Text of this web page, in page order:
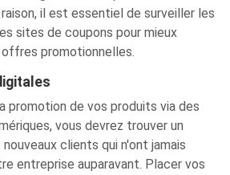
il est essentiel de surveiller les
sites de coupons pour mieux
promotionnelles.
promotion de vos produits via des
vous devrez trouver un
clients qui n'ont jamais
entreprise auparavant. Placer vos